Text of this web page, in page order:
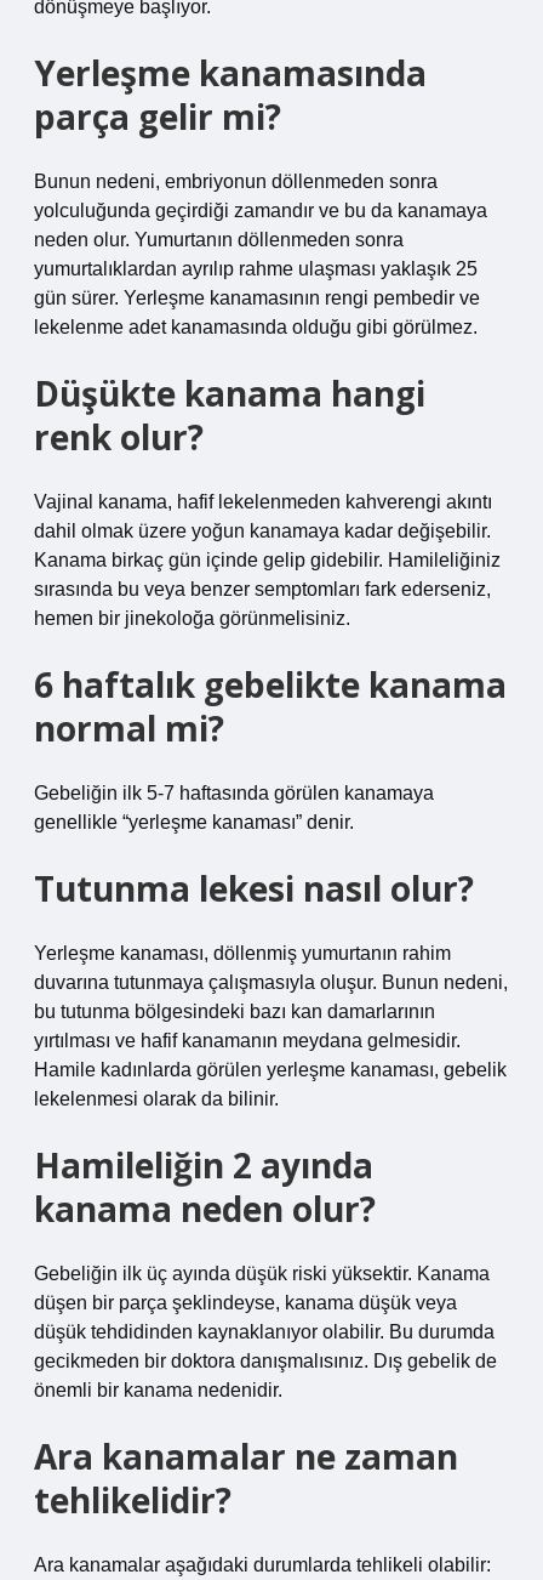
dönüşmeye başlıyor.
Yerleşme kanamasında
parça gelir mi?
Bunun nedeni, embriyonun döllenmeden sonra
yolculuğunda geçirdiği zamandır ve bu da kanamaya
neden olur. Yumurtanın döllenmeden sonra
yumurtalıklardan ayrılıp rahme ulaşması yaklaşık 25
gün sürer. Yerleşme kanamasının rengi pembedir ve
lekelenme adet kanamasında olduğu gibi görülmez.
Düşükte kanama hangi
renk olur?
Vajinal kanama, hafif lekelenmeden kahverengi akıntı
dahil olmak üzere yoğun kanamaya kadar değişebilir.
Kanama birkaç gün içinde gelip gidebilir. Hamileliğiniz
sırasında bu veya benzer semptomları fark ederseniz,
hemen bir jinekoloğa görünmelisiniz.
6 haftalık gebelikte kanama
normal mi?
Gebeliğin ilk 5-7 haftasında görülen kanamaya
genellikle “yerleşme kanaması” denir.
Tutunma lekesi nasıl olur?
Yerleşme kanaması, döllenmiş yumurtanın rahim
duvarına tutunmaya çalışmasıyla oluşur. Bunun nedeni,
bu tutunma bölgesindeki bazı kan damarlarının
yırtılması ve hafif kanamanın meydana gelmesidir.
Hamile kadınlarda görülen yerleşme kanaması, gebelik
lekelenmesi olarak da bilinir.
Hamileliğin 2 ayında
kanama neden olur?
Gebeliğin ilk üç ayında düşük riski yüksektir. Kanama
düşen bir parça şeklindeyse, kanama düşük veya
düşük tehdidinden kaynaklanıyor olabilir. Bu durumda
gecikmeden bir doktora danışmalısınız. Dış gebelik de
önemli bir kanama nedenidir.
Ara kanamalar ne zaman
tehlikelidir?
Ara kanamalar aşağıdaki durumlarda tehlikeli olabilir: